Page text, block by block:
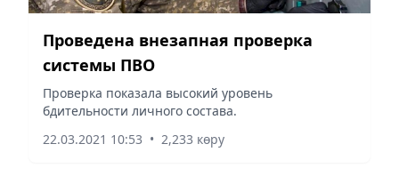
Проведена внезапная проверка
системы ПВО
Проверка показала высокий уровень
бдительности личного состава.
22.03.2021 10:53 • 2,233 көру